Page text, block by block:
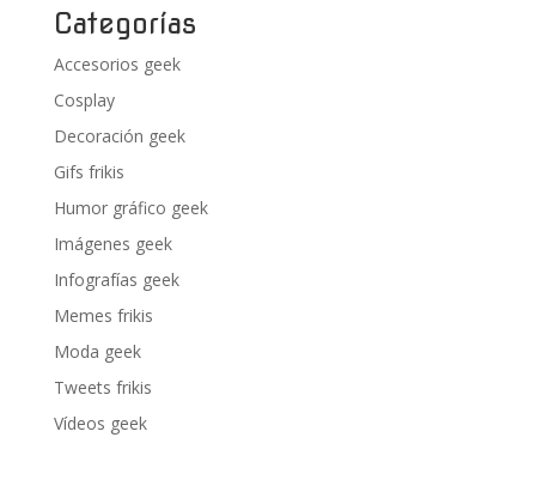
Categorías
Accesorios geek
Cosplay
Decoración geek
Gifs frikis
Humor gráfico geek
Imágenes geek
Infografías geek
Memes frikis
Moda geek
Tweets frikis
Vídeos geek